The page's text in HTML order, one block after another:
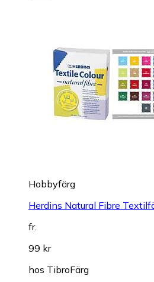
Hobbyfärg
Herdins Natural Fibre
fr.
99 kr
hos TibroFärg